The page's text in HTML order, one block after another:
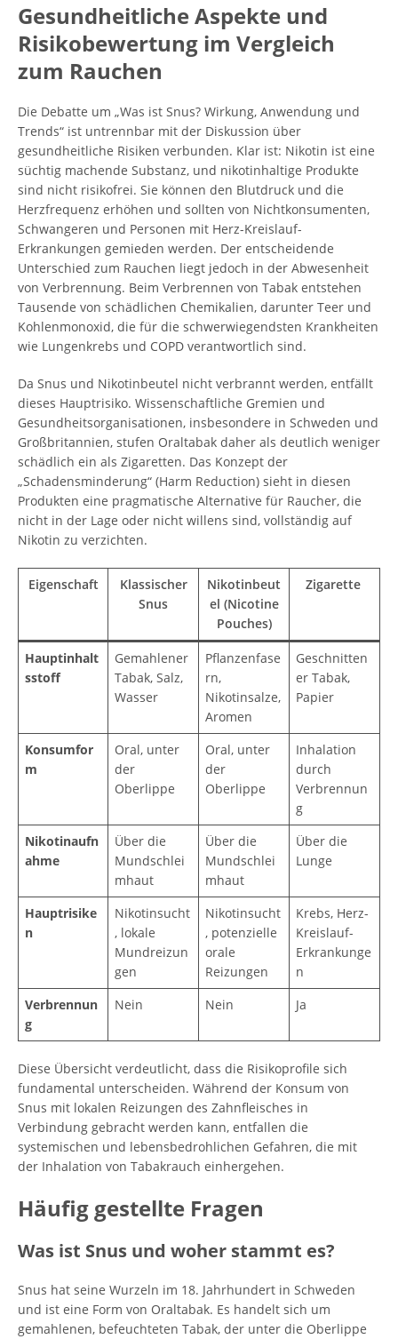
Gesundheitliche Aspekte und
Risikobewertung im Vergleich
zum Rauchen
Die Debatte um „Was ist Snus? Wirkung, Anwendung und
Trends“ ist untrennbar mit der Diskussion über
gesundheitliche Risiken verbunden. Klar ist: Nikotin ist eine
süchtig machende Substanz, und nikotinhaltige Produkte
sind nicht risikofrei. Sie können den Blutdruck und die
Herzfrequenz erhöhen und sollten von Nichtkonsumenten,
Schwangeren und Personen mit Herz-Kreislauf-
Erkrankungen gemieden werden. Der entscheidende
Unterschied zum Rauchen liegt jedoch in der Abwesenheit
von Verbrennung. Beim Verbrennen von Tabak entstehen
Tausende von schädlichen Chemikalien, darunter Teer und
Kohlenmonoxid, die für die schwerwiegendsten Krankheiten
wie Lungenkrebs und COPD verantwortlich sind.
Da Snus und Nikotinbeutel nicht verbrannt werden, entfällt
dieses Hauptrisiko. Wissenschaftliche Gremien und
Gesundheitsorganisationen, insbesondere in Schweden und
Großbritannien, stufen Oraltabak daher als deutlich weniger
schädlich ein als Zigaretten. Das Konzept der
„Schadensminderung“ (Harm Reduction) sieht in diesen
Produkten eine pragmatische Alternative für Raucher, die
nicht in der Lage oder nicht willens sind, vollständig auf
Nikotin zu verzichten.
Eigenschaft
Klassischer
Snus
Nikotinbeut
el (Nicotine
Pouches)
Zigarette
Hauptinhalt
sstoff
Gemahlener
Tabak, Salz,
Wasser
Pflanzenfase
rn,
Nikotinsalze,
Aromen
Geschnitten
er Tabak,
Papier
Konsumfor
m
Oral, unter
der
Oberlippe
Oral, unter
der
Oberlippe
Inhalation
durch
Verbrennun
g
Nikotinaufn
ahme
Über die
Mundschlei
mhaut
Über die
Mundschlei
mhaut
Über die
Lunge
Hauptrisike
n
Nikotinsucht
, lokale
Mundreizun
gen
Nikotinsucht
, potenzielle
orale
Reizungen
Krebs, Herz-
Kreislauf-
Erkrankunge
n
Verbrennun
g
Nein Nein Ja
Diese Übersicht verdeutlicht, dass die Risikoprofile sich
fundamental unterscheiden. Während der Konsum von
Snus mit lokalen Reizungen des Zahnfleisches in
Verbindung gebracht werden kann, entfallen die
systemischen und lebensbedrohlichen Gefahren, die mit
der Inhalation von Tabakrauch einhergehen.
Häufig gestellte Fragen
Was ist Snus und woher stammt es?
Snus hat seine Wurzeln im 18. Jahrhundert in Schweden
und ist eine Form von Oraltabak. Es handelt sich um
gemahlenen, befeuchteten Tabak, der unter die Oberlippe